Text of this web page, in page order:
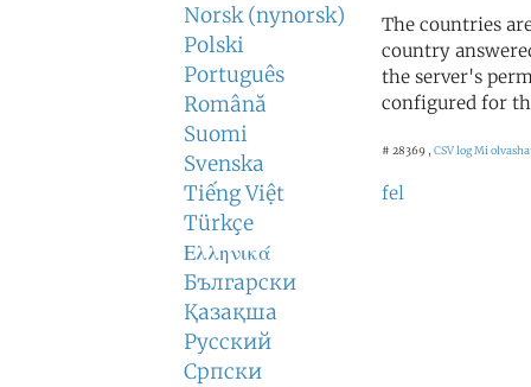
Norsk (nynorsk)
Polski
Português
Română
Suomi
Svenska
Tiếng Việt
Türkçe
Ελληνικά
Български
Қазақша
Русский
Српски
The countries
country
the server's
configured for
# 28369 , CSV logMi
fel